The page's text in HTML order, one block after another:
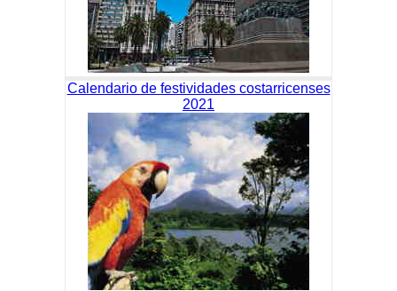
Calendario de festividades costarricenses
2021